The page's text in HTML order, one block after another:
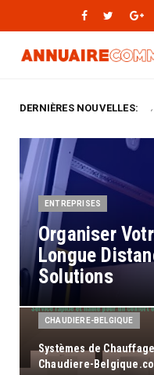
DERNIÈRES NOUVELLES:
: intervention immédiate
ENTREPRISES
Organiser
Longue
Solutions
CHAUDIERE-BELGIQUE
Systèmes de
Chaudiere-